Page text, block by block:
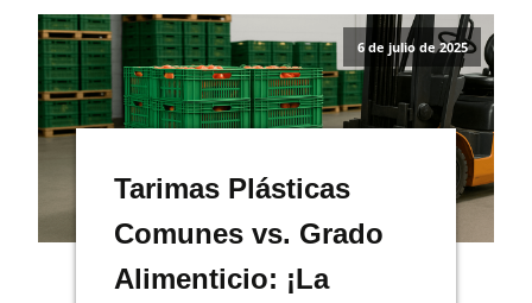
6 de julio de 2025
Tarimas Plásticas
Comunes vs. Grado
Alimenticio: ¡La